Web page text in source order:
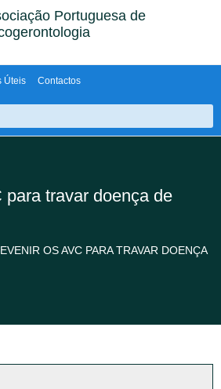
Portuguesa de
Úteis Contactos
para travar doença de
OS AVC PARA TRAVAR DOENÇA